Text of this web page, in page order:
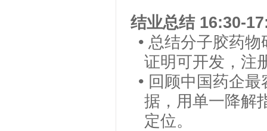
结业总结16:30-
• 总结分子胶药
证明可开发，注
• 回顾中国药企
据，用单一降解
定位。